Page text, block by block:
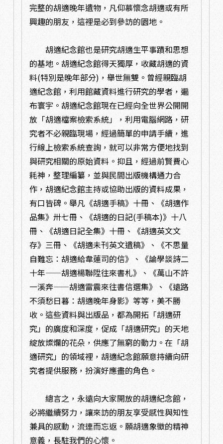
完整的胡適晚年遺物，凡仰慕懷念胡適或有所
興趣的朋友，這裡是必到參訪的園地。
胡適紀念館也是研究胡適生平事蹟和思想
的基地。胡適紀念館得天獨厚，收藏胡適的資
料(特別是晚年部分)，舉世無雙。曾經親臨胡
適紀念館，利用館藏資料進行研究的學者，遍
布寰宇。胡適紀念館現在已經向全世界公開開
放「胡適檔案檢索系統」，利用電腦網路，研
究者不必親臨現場，經過簡單的申請手續，進
行線上檢索系統查詢，就可以非常方便地找到
與研究相關的原始資料。抑且，經過前賢費心
耗神，整理編纂，並與民間出版機構通力合
作，胡適紀念館主持或協助出版的資料成果，
有口皆碑。舉凡《胡適手稿》十冊、《胡適作
品集》卅七冊、《胡適的日記(手稿本)》十八
冊、《胡適日記全集》十冊、《胡適英文文
存》三冊、《胡適未刊英文遺稿》、《不思量
自難忘：胡適給韋蓮司的信》、《論學談詩二
十年——胡適楊聯陞往來書札》、《萬山不許
一溪奔——胡適雷震來往書信選集》、《遠路
不須愁日暮：胡適晚年身影》等等，美不勝
收。這些資料與出版品，都為開拓「胡適研
究」的廣度和深度，促成「胡適研究」的天地
綻放燦爛的花朵，供應了無窮的動力。在「胡
適研究」的領域裡，胡適紀念館願意持續向研
究者提供服務，扮演好應盡的角色。
總言之，永遠向大家開放的胡適紀念館，
必將繼續努力，讓來訪的朋友享受感性與知性
兼具的感動，流連而忘返。願胡適象徵的精神
意義，長駐我們的心懷。